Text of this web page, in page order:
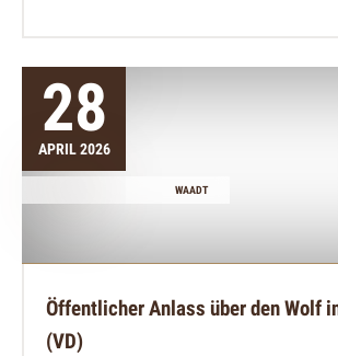
28
APRIL 2026
WAADT
Öffentlicher Anlass über den Wolf
(VD)